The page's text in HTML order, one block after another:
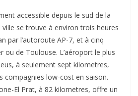
accessible depuis le sud de la
ville se trouve à environ trois heures
par l’autoroute AP-7, et à cinq
ou de Toulouse. L’aéroport le plus
à seulement sept kilometres,
compagnies low-cost en saison.
El Prat, à 82 kilometres, offre un